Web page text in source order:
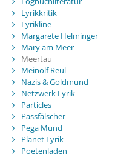
Lyrikkritik
Lyrikline
Margarete Helminger
Mary am Meer
Meertau
Meinolf Reul
Nazis & Goldmund
Netzwerk Lyrik
Particles
Passfälscher
Pega Mund
Planet Lyrik
Poetenladen